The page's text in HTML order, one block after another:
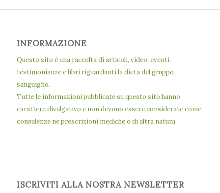
INFORMAZIONE
Questo sito è una raccolta di articoli, video, eventi,
testimonianze e libri riguardanti la dieta del gruppo
sanguigno.
Tutte le informazioni pubblicate su questo sito hanno
carattere divulgativo e non devono essere considerate come
consulenze ne prescrizioni mediche o di altra natura.
ISCRIVITI ALLA NOSTRA NEWSLETTER